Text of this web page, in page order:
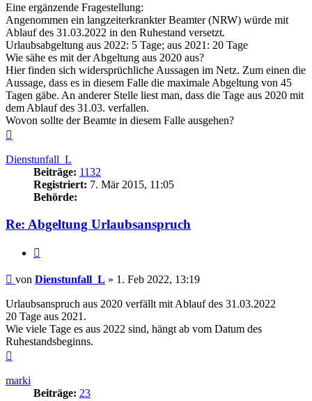
Eine ergänzende Fragestellung:
Angenommen ein langzeiterkrankter Beamter (NRW) würde mit
Ablauf des 31.03.2022 in den Ruhestand versetzt.
Urlaubsabgeltung aus 2022: 5 Tage; aus 2021: 20 Tage
Wie sähe es mit der Abgeltung aus 2020 aus?
Hier finden sich widersprüchliche Aussagen im Netz. Zum einen die
Aussage, dass es in diesem Falle die maximale Abgeltung von 45
Tagen gäbe. An anderer Stelle liest man, dass die Tage aus 2020 mit
dem Ablauf des 31.03. verfallen.
Wovon sollte der Beamte in diesem Falle ausgehen?
Dienstunfall_L
Beiträge: 1132
Registriert: 7. Mär 2015, 11:05
Behörde:
Re: Abgeltung Urlaubsanspruch
Beitrag
von Dienstunfall_L » 1. Feb 2022, 13:19
Urlaubsanspruch aus 2020 verfällt mit Ablauf des 31.03.2022
20 Tage aus 2021.
Wie viele Tage es aus 2022 sind, hängt ab vom Datum des
Ruhestandsbeginns.
marki
Beiträge: 23